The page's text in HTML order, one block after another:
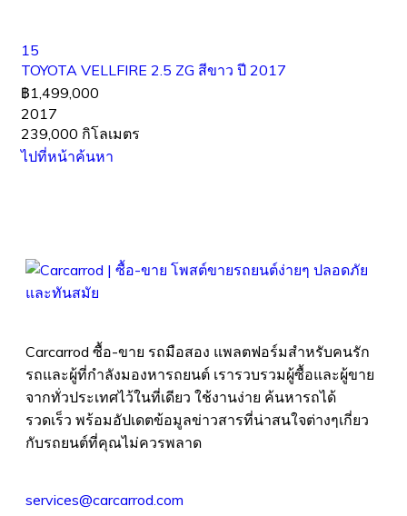
15
TOYOTA VELLFIRE 2.5 ZG สีขาว ปี 2017
฿1,499,000
2017
239,000 กิโลเมตร
ไปที่หน้าค้นหา
Carcarrod ซื้อ-ขาย รถมือสอง แพลตฟอร์มสำหรับคนรัก
รถและผู้ที่กำลังมองหารถยนต์ เรารวบรวมผู้ซื้อและผู้ขาย
จากทั่วประเทศไว้ในที่เดียว ใช้งานง่าย ค้นหารถได้
รวดเร็ว พร้อมอัปเดตข้อมูลข่าวสารที่น่าสนใจต่างๆเกี่ยว
กับรถยนต์ที่คุณไม่ควรพลาด
services@carcarrod.com